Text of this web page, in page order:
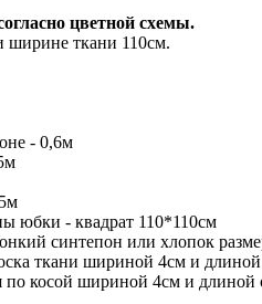
цветной схемы.
ширине ткани 110см.
- 0,6м
юбки - квадрат 110*110см
синтепон или хлопок
ткани шириной 4см и длиной
по косой шириной 4см и длиной